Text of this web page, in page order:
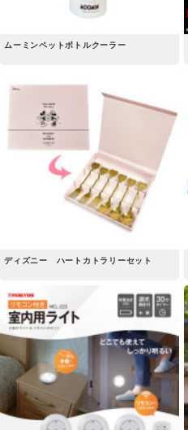
ムーミンペットボトルクーラー
ディズニー ハートカトラリーセット